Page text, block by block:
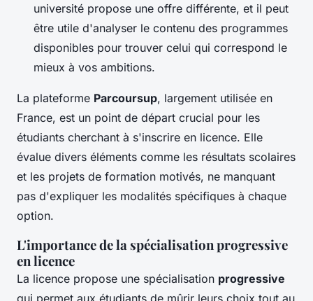
université propose une offre différente, et il peut
être utile d'analyser le contenu des programmes
disponibles pour trouver celui qui correspond le
mieux à vos ambitions.
La plateforme Parcoursup, largement utilisée en
France, est un point de départ crucial pour les
étudiants cherchant à s'inscrire en licence. Elle
évalue divers éléments comme les résultats scolaires
et les projets de formation motivés, ne manquant
pas d'expliquer les modalités spécifiques à chaque
option.
L'importance de la spécialisation progressive
en licence
La licence propose une spécialisation progressive